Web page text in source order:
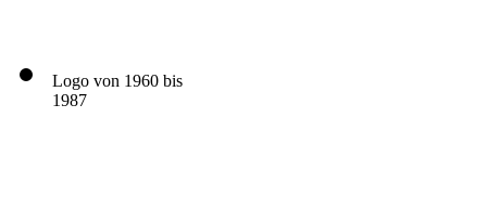
Logo von 1960 bis
1987